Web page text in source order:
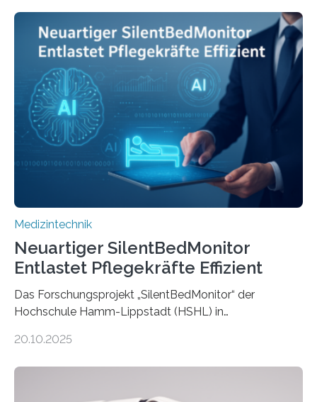
Medizintechnik
Neuartiger SilentBedMonitor
Entlastet Pflegekräfte Effizient
Das Forschungsprojekt „SilentBedMonitor“ der
Hochschule Hamm-Lippstadt (HSHL) in
auf Personen ab, die bettlägerig sind oder in ihrer
Entwicklung der Sensorik und Datenübertragung. Die
20.10.2025